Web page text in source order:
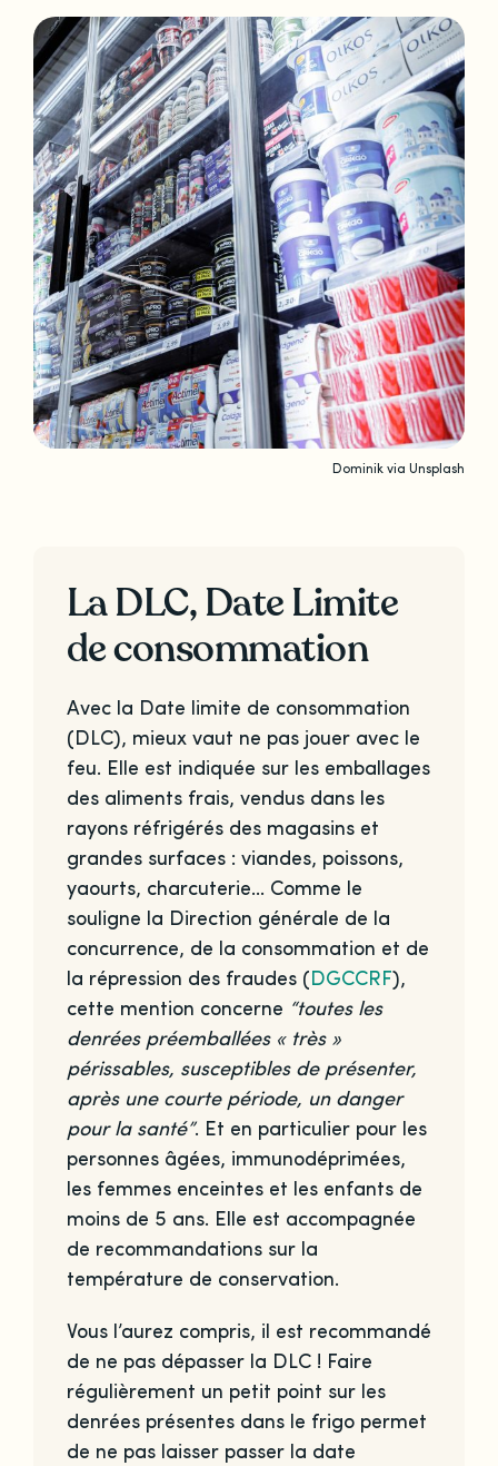
Dominik via Unsplash
La DLC, Date Limite
de consommation
Avec la Date limite de consommation
(DLC), mieux vaut ne pas jouer avec le
feu. Elle est indiquée sur les emballages
des aliments frais, vendus dans les
rayons réfrigérés des magasins et
grandes surfaces : viandes, poissons,
yaourts, charcuterie… Comme le
souligne la Direction générale de la
concurrence, de la consommation et de
la répression des fraudes ( DGCCRF),
cette mention concerne “toutes les
denrées préemballées « très »
périssables, susceptibles de présenter,
après une courte période, un danger
pour la santé”. Et en particulier pour les
personnes âgées, immunodéprimées,
les femmes enceintes et les enfants de
moins de 5 ans. Elle est accompagnée
de recommandations sur la
température de conservation.
Vous l’aurez compris, il est recommandé
de ne pas dépasser la DLC ! Faire
régulièrement un petit point sur les
denrées présentes dans le frigo permet
de ne pas laisser passer la date